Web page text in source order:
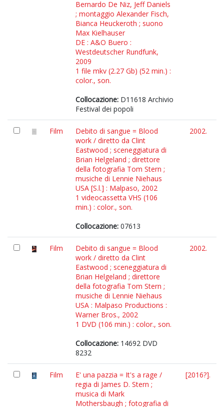
Bernardo De Niz, Jeff Daniels
; montaggio Alexander Fisch,
Bianca Heuckeroth ; suono
Max Kielhauser
DE : A&O Buero :
Westdeutscher Rundfunk,
2009
1 file mkv (2.27 Gb) (52 min.) :
color., son.
Collocazione: D11618 Archivio
Festival dei popoli
Film
Debito di sangue = Blood
work / diretto da Clint
Eastwood ; sceneggiatura di
Brian Helgeland ; direttore
della fotografia Tom Stern ;
musiche di Lennie Niehaus
USA [S.l.] : Malpaso, 2002
1 videocassetta VHS (106
min.) : color., son.
Collocazione: 07613
2002.
Film
Debito di sangue = Blood
work / diretto da Clint
Eastwood ; sceneggiatura di
Brian Helgeland ; direttore
della fotografia Tom Stern ;
musiche di Lennie Niehaus
USA : Malpaso Productions :
Warner Bros., 2002
1 DVD (106 min.) : color., son.
Collocazione: 14692 DVD
8232
2002.
Film
E' una pazzia = It's a rage /
regia di James D. Stern ;
musica di Mark
Mothersbaugh ; fotografia di
[2016?].